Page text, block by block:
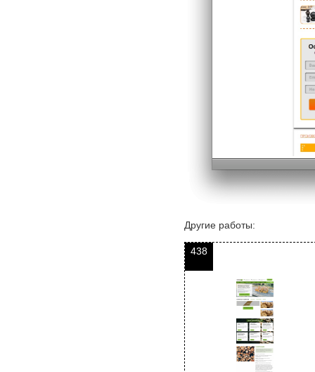
Другие работы:
438